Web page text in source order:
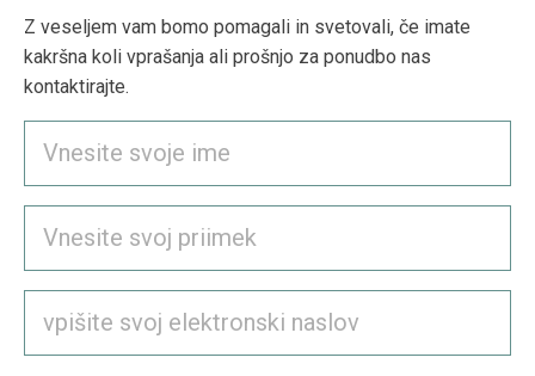
Z veseljem vam bomo pomagali in svetovali, če imate
kakršna koli vprašanja ali prošnjo za ponudbo nas
kontaktirajte.